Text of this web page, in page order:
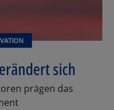
sich
prägen das